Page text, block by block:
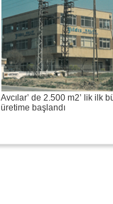
Avcılar’ de 2.500 m2’ lik ilk
üretime başlandı